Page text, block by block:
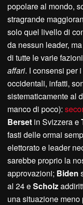
popolare al mondo,
stragrande
solo quel livello di
da nessun leader,
di tutte le varie
affari. I consensi per
occidentali, infatti,
sistematicamente al
manco di poco):
Berset in Svizzera e
fasti delle ormai
elettorato e leader
sarebbe proprio la
approvazioni; Biden
al 24 eScholz
una situazione